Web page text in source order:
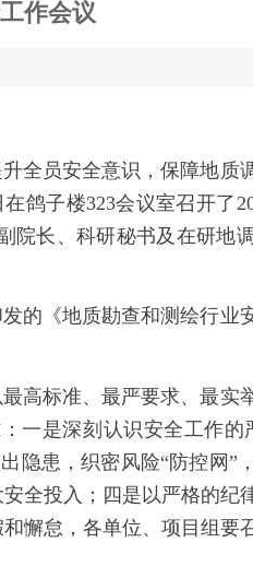
作会议
全员安全意识，保障地质
在鸽子楼323会议室召开了
院长、科研秘书及在研地
的《地质勘查和测绘行业
高标准、最严要求、最实
一是深刻认识安全工作的
隐患，织密风险“防控网”
安全投入；四是以严格的纪
懈怠，各单位、项目组要